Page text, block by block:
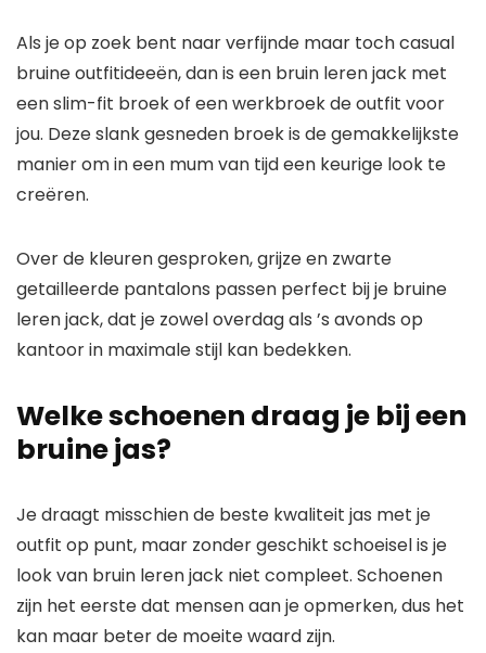
Als je op zoek bent naar verfijnde maar toch casual
bruine outfitideeën, dan is een bruin leren jack met
een slim-fit broek of een werkbroek de outfit voor
jou. Deze slank gesneden broek is de gemakkelijkste
manier om in een mum van tijd een keurige look te
creëren.
Over de kleuren gesproken, grijze en zwarte
getailleerde pantalons passen perfect bij je bruine
leren jack, dat je zowel overdag als ’s avonds op
kantoor in maximale stijl kan bedekken.
Welke schoenen draag je bij een
bruine jas?
Je draagt ​​misschien de beste kwaliteit jas met je
outfit op punt, maar zonder geschikt schoeisel is je
look van bruin leren jack niet compleet. Schoenen
zijn het eerste dat mensen aan je opmerken, dus het
kan maar beter de moeite waard zijn.